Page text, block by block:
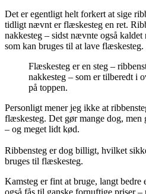
Det er egentligt helt forkert at sige
tidligt nævnt er flæskesteg en ret.
nakkesteg – sidst nævnte også
som kan bruges til at lave flæskesteg.
Flæskesteg er en steg –
nakkesteg – som er tilberedt i
på toppen.
Personligt mener jeg ikke at
flæskesteg. Det gør mange dog,
– og meget lidt kød.
Ribbensteg er dog billigt, hvilket
bruges til flæskesteg.
Kamsteg er fint at bruge, langt bedre